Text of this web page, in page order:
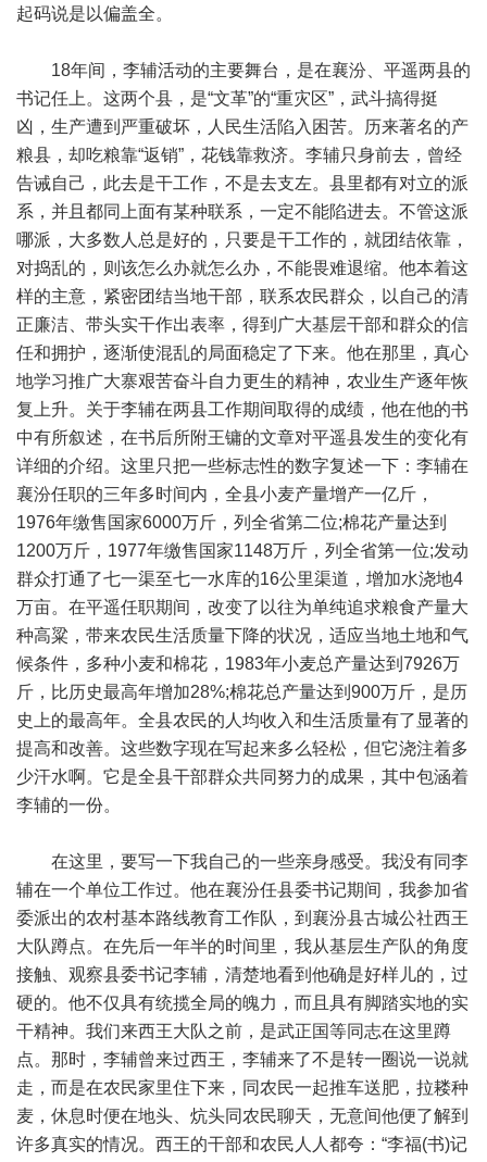
起码说是以偏盖全。
18年间，李辅活动的主要舞台，是在襄汾、平遥两县的
书记任上。这两个县，是“文革”的“重灾区”，武斗搞得挺
凶，生产遭到严重破坏，人民生活陷入困苦。历来著名的产
粮县，却吃粮靠“返销”，花钱靠救济。李辅只身前去，曾经
告诫自己，此去是干工作，不是去支左。县里都有对立的派
系，并且都同上面有某种联系，一定不能陷进去。不管这派
哪派，大多数人总是好的，只要是干工作的，就团结依靠，
对捣乱的，则该怎么办就怎么办，不能畏难退缩。他本着这
样的主意，紧密团结当地干部，联系农民群众，以自己的清
正廉洁、带头实干作出表率，得到广大基层干部和群众的信
任和拥护，逐渐使混乱的局面稳定了下来。他在那里，真心
地学习推广大寨艰苦奋斗自力更生的精神，农业生产逐年恢
复上升。关于李辅在两县工作期间取得的成绩，他在他的书
中有所叙述，在书后所附王镛的文章对平遥县发生的变化有
详细的介绍。这里只把一些标志性的数字复述一下：李辅在
襄汾任职的三年多时间内，全县小麦产量增产一亿斤，
1976年缴售国家6000万斤，列全省第二位;棉花产量达到
1200万斤，1977年缴售国家1148万斤，列全省第一位;发动
群众打通了七一渠至七一水库的16公里渠道，增加水浇地4
万亩。在平遥任职期间，改变了以往为单纯追求粮食产量大
种高粱，带来农民生活质量下降的状况，适应当地土地和气
候条件，多种小麦和棉花，1983年小麦总产量达到7926万
斤，比历史最高年增加28%;棉花总产量达到900万斤，是历
史上的最高年。全县农民的人均收入和生活质量有了显著的
提高和改善。这些数字现在写起来多么轻松，但它浇注着多
少汗水啊。它是全县干部群众共同努力的成果，其中包涵着
李辅的一份。
在这里，要写一下我自己的一些亲身感受。我没有同李
辅在一个单位工作过。他在襄汾任县委书记期间，我参加省
委派出的农村基本路线教育工作队，到襄汾县古城公社西王
大队蹲点。在先后一年半的时间里，我从基层生产队的角度
接触、观察县委书记李辅，清楚地看到他确是好样儿的，过
硬的。他不仅具有统揽全局的魄力，而且具有脚踏实地的实
干精神。我们来西王大队之前，是武正国等同志在这里蹲
点。那时，李辅曾来过西王，李辅来了不是转一圈说一说就
走，而是在农民家里住下来，同农民一起推车送肥，拉耧种
麦，休息时便在地头、炕头同农民聊天，无意间他便了解到
许多真实的情况。西王的干部和农民人人都夸：“李福(书)记